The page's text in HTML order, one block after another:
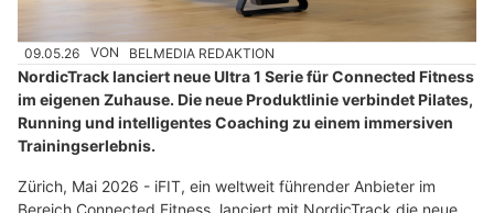
09.05.26 VON BELMEDIA REDAKTION
NordicTrack lanciert neue Ultra 1 Serie für Connected Fitness
im eigenen Zuhause. Die neue Produktlinie verbindet Pilates,
Running und intelligentes Coaching zu einem immersiven
Trainingserlebnis.
Zürich, Mai 2026 - iFIT, ein weltweit führender Anbieter im
Bereich Connected Fitness, lanciert mit NordicTrack die neue